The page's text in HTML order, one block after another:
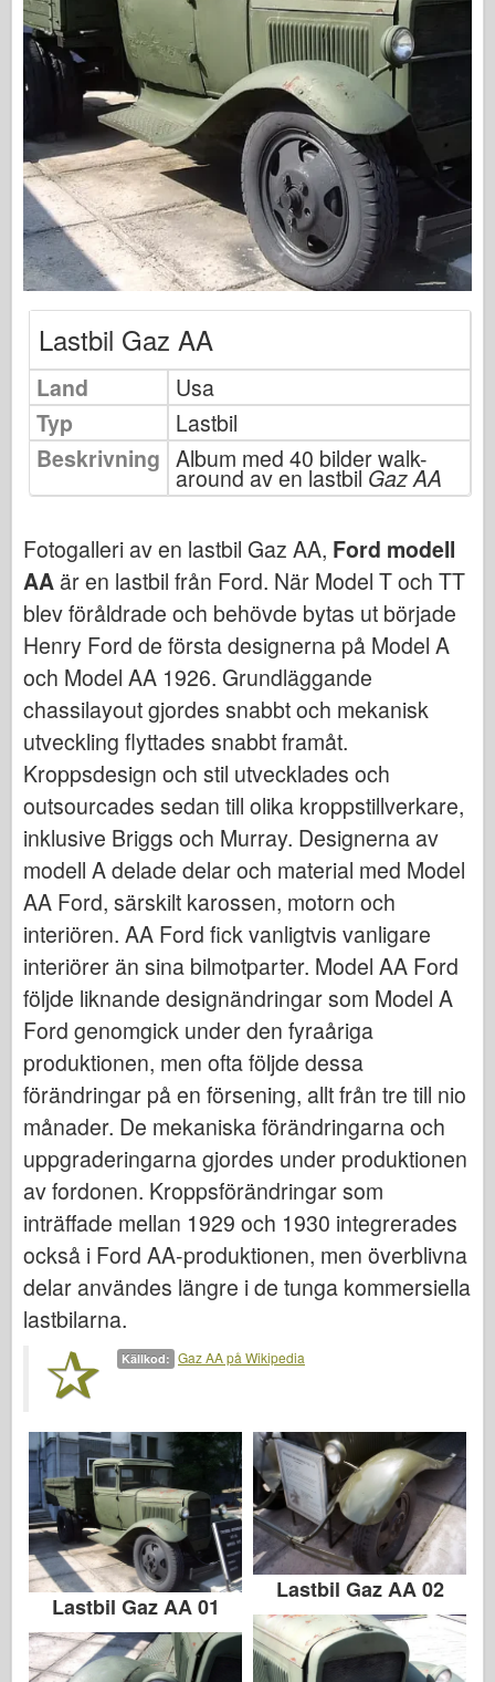
Osprey Förlag
Skvadronsignal
Tankpower
Lastbilar & Tankar
Waffen-Arsenal
Wydawnictwo Militaria
Maquettes (maquettes)
Academy
Ace Modeller
AFV-klubb
Airfix
Flygvapnet
AZ-modell
Svart hund
Cyber-Hobby
Dnepromodel (dnepromodel)
Dragon
Eduard
E.T. Modell
Fina mögel
Tapperhetskrafter
Friulmodel
Hasegawa
Heller (också)
HobbyBoss (hobbyboss)
IBG-modeller
Icm
Italeri
Legend
Meng Modell
Tamiya
Trumpetare
Zvezda
Album-Foton
Gå runt
Böcker
Dvd
Kontakta
le Föra journal över
Satserna
Lastbil Gaz AA
Land
Usa
Typ
Lastbil
Beskrivning Album med 40 bilder walk-
around av en lastbil Gaz AA
Fotogalleri av en lastbil Gaz AA, Ford modell
AA är en lastbil från Ford. När Model T och TT
blev föråldrade och behövde bytas ut började
Henry Ford de första designerna på Model A
och Model AA 1926. Grundläggande
chassilayout gjordes snabbt och mekanisk
utveckling flyttades snabbt framåt.
Kroppsdesign och stil utvecklades och
outsourcades sedan till olika kroppstillverkare,
inklusive Briggs och Murray. Designerna av
modell A delade delar och material med Model
AA Ford, särskilt karossen, motorn och
interiören. AA Ford fick vanligtvis vanligare
interiörer än sina bilmotparter. Model AA Ford
följde liknande designändringar som Model A
Ford genomgick under den fyraåriga
produktionen, men ofta följde dessa
förändringar på en försening, allt från tre till nio
månader. De mekaniska förändringarna och
uppgraderingarna gjordes under produktionen
av fordonen. Kroppsförändringar som
inträffade mellan 1929 och 1930 integrerades
också i Ford AA-produktionen, men överblivna
delar användes längre i de tunga kommersiella
lastbilarna.
Källkod: Gaz AA på Wikipedia
Lastbil Gaz AA 01
Lastbil Gaz AA 02